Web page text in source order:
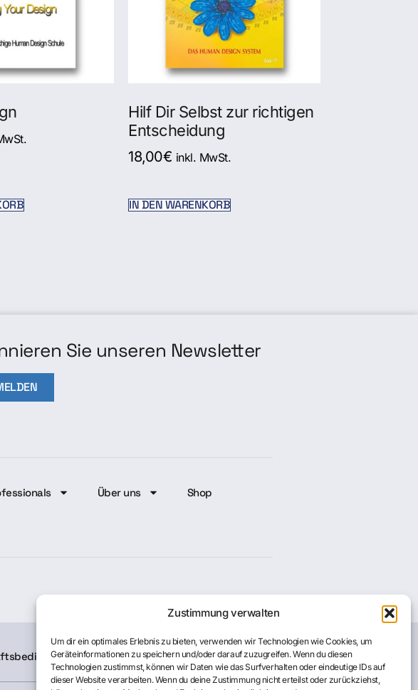
Zustimmung verwalten
Um dir ein optimales Erlebnis zu bieten, verwenden wir Technologien wie Cookies, um
Geräteinformationen zu speichern und/oder darauf zuzugreifen. Wenn du diesen
Technologien zustimmst, können wir Daten wie das Surfverhalten oder eindeutige IDs auf
dieser Website verarbeiten. Wenn du deine Zustimmung nicht erteilst oder zurückziehst,
Hilf Dir Selbst zur richtigen
Entscheidung
18,00€ inkl. MwSt.
IN DEN WARENKORB
Sie unseren Newsletter
Über uns Shop
Cookie-Richtlinie